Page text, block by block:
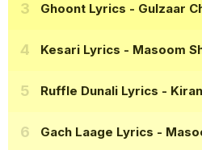
Ghoont Lyrics - Gulzaar
Kesari Lyrics - Masoom
Ruffle Dunali Lyrics -
Gach Laage Lyrics -